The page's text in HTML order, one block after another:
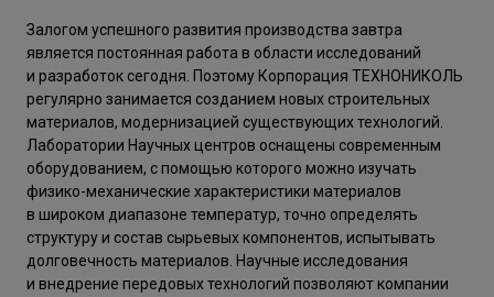
Залогом успешного развития производства завтра
является постоянная работа в области исследований
и разработок сегодня. Поэтому Корпорация ТЕХНОНИКОЛЬ
регулярно занимается созданием новых строительных
материалов, модернизацией существующих технологий.
Лаборатории Научных центров оснащены современным
оборудованием, с помощью которого можно изучать
физико-механические характеристики материалов
в широком диапазоне температур, точно определять
структуру и состав сырьевых компонентов, испытывать
долговечность материалов. Научные исследования
и внедрение передовых технологий позволяют компании